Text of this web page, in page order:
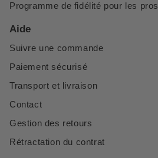
Programme de fidélité pour les pros
Aide
Suivre une commande
Paiement sécurisé
Transport et livraison
Contact
Gestion des retours
Rétractation du contrat